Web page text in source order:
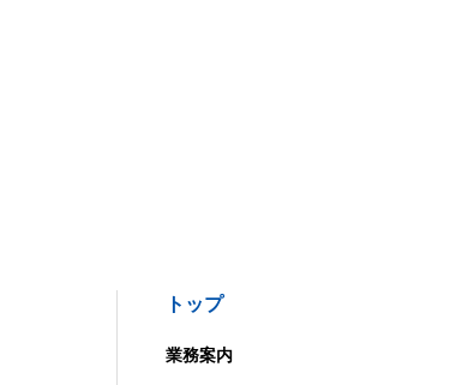
トップ
業務案内